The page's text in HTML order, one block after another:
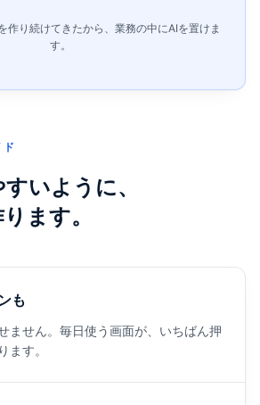
作り続けてきたから、業務の中にAIを置けま
す。
いように、
ます。
も
ません。毎日使う画面が、いちばん押
ます。